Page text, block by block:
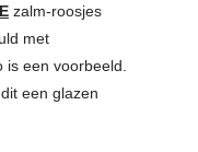
zalm-roosjes
met
een voorbeeld.
een glazen